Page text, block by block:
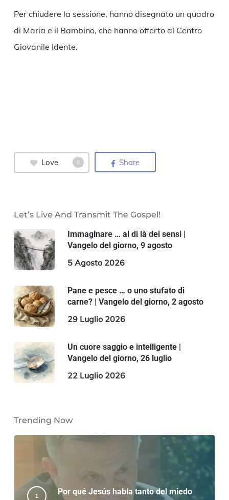
Per chiudere la sessione, hanno disegnato un quadro
di Maria e il Bambino, che hanno offerto al Centro
Giovanile Idente.
Love 0 Share
Let’s Live And Transmit The Gospel!
Immaginare … al di là dei sensi |
Vangelo del giorno, 9 agosto
5 Agosto 2026
Pane e pesce … o uno stufato di
carne? | Vangelo del giorno, 2 agosto
29 Luglio 2026
Un cuore saggio e intelligente |
Vangelo del giorno, 26 luglio
22 Luglio 2026
Trending Now
Por qué Jesús habla tanto del miedo